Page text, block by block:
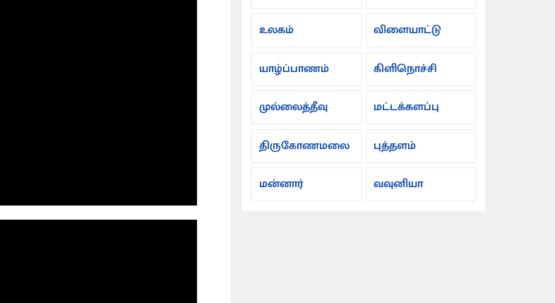
உலகம் விளையாட்டு
யாழ்ப்பாணம் கிளிநொச்சி
முல்லைத்தீவு மட்டக்களப்பு
திருகோணமலை புத்தளம்
மன்னார் வவுனியா